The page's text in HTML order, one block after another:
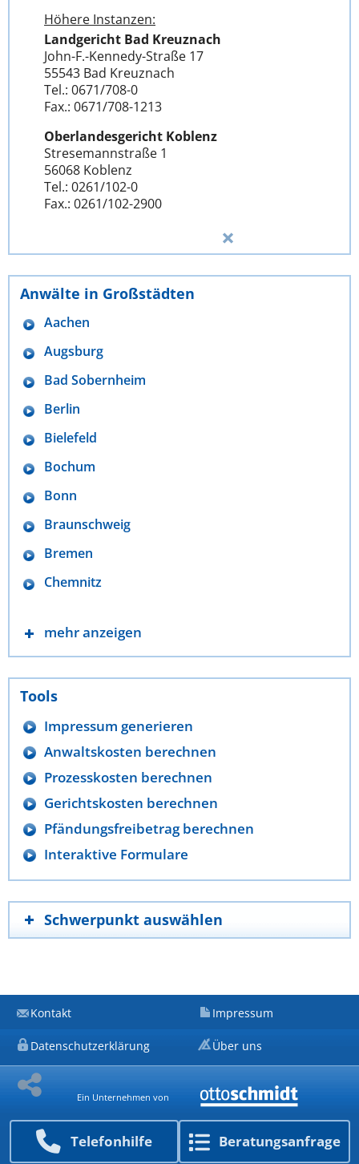
Telefon­hilfe Beratungs­anfrage
Höhere Instanzen:
Landgericht Bad Kreuznach
John-F.-Kennedy-Straße 17
55543 Bad Kreuznach
Tel.: 0671/708-0
Fax.: 0671/708-1213
Oberlandesgericht Koblenz
Stresemannstraße 1
56068 Koblenz
Tel.: 0261/102-0
Fax.: 0261/102-2900
Anwälte in Großstädten
Aachen
Augsburg
Bad Sobernheim
Berlin
Bielefeld
Bochum
Bonn
Braunschweig
Bremen
Chemnitz
mehr anzeigen
Tools
Impressum generieren
Anwaltskosten berechnen
Prozesskosten berechnen
Gerichtskosten berechnen
Pfändungsfreibetrag berechnen
Interaktive Formulare
Schwerpunkt auswählen
Kontakt Impressum
Datenschutzerklärung Über uns
Ein Unternehmen von